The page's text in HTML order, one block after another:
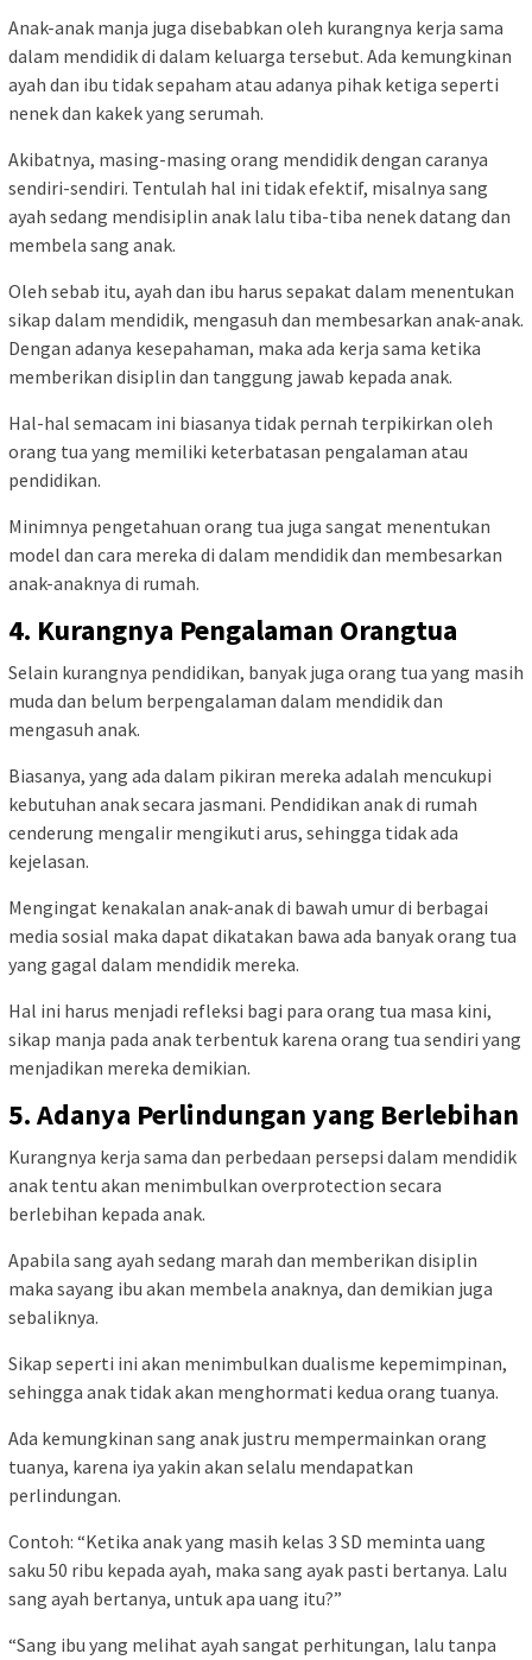
Anak-anak manja juga disebabkan oleh kurangnya kerja sama
dalam mendidik di dalam keluarga tersebut. Ada kemungkinan
ayah dan ibu tidak sepaham atau adanya pihak ketiga seperti
nenek dan kakek yang serumah.
Akibatnya, masing-masing orang mendidik dengan caranya
sendiri-sendiri. Tentulah hal ini tidak efektif, misalnya sang
ayah sedang mendisiplin anak lalu tiba-tiba nenek datang dan
membela sang anak.
Oleh sebab itu, ayah dan ibu harus sepakat dalam menentukan
sikap dalam mendidik, mengasuh dan membesarkan anak-anak.
Dengan adanya kesepahaman, maka ada kerja sama ketika
memberikan disiplin dan tanggung jawab kepada anak.
Hal-hal semacam ini biasanya tidak pernah terpikirkan oleh
orang tua yang memiliki keterbatasan pengalaman atau
pendidikan.
Minimnya pengetahuan orang tua juga sangat menentukan
model dan cara mereka di dalam mendidik dan membesarkan
anak-anaknya di rumah.
4. Kurangnya Pengalaman Orangtua
Selain kurangnya pendidikan, banyak juga orang tua yang masih
muda dan belum berpengalaman dalam mendidik dan
mengasuh anak.
Biasanya, yang ada dalam pikiran mereka adalah mencukupi
kebutuhan anak secara jasmani. Pendidikan anak di rumah
cenderung mengalir mengikuti arus, sehingga tidak ada
kejelasan.
Mengingat kenakalan anak-anak di bawah umur di berbagai
media sosial maka dapat dikatakan bawa ada banyak orang tua
yang gagal dalam mendidik mereka.
Hal ini harus menjadi refleksi bagi para orang tua masa kini,
sikap manja pada anak terbentuk karena orang tua sendiri yang
menjadikan mereka demikian.
5. Adanya Perlindungan yang Berlebihan
Kurangnya kerja sama dan perbedaan persepsi dalam mendidik
anak tentu akan menimbulkan overprotection secara
berlebihan kepada anak.
Apabila sang ayah sedang marah dan memberikan disiplin
maka sayang ibu akan membela anaknya, dan demikian juga
sebaliknya.
Sikap seperti ini akan menimbulkan dualisme kepemimpinan,
sehingga anak tidak akan menghormati kedua orang tuanya.
Ada kemungkinan sang anak justru mempermainkan orang
tuanya, karena iya yakin akan selalu mendapatkan
perlindungan.
Contoh: “Ketika anak yang masih kelas 3 SD meminta uang
saku 50 ribu kepada ayah, maka sang ayak pasti bertanya. Lalu
sang ayah bertanya, untuk apa uang itu?”
“Sang ibu yang melihat ayah sangat perhitungan, lalu tanpa